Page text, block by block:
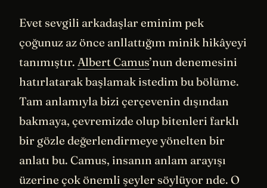
Evet sevgili arkadaşlar eminim pek
çoğunuz az önce anllattığım minik hikâyeyi
tanımıştır. Albert Camus’nun denemesini
hatırlatarak başlamak istedim bu bölüme.
Tam anlamıyla bizi çerçevenin dışından
bakmaya, çevremizde olup bitenleri farklı
bir gözle değerlendirmeye yönelten bir
anlatı bu. Camus, insanın anlam arayışı
üzerine çok önemli şeyler söylüyor nde. O